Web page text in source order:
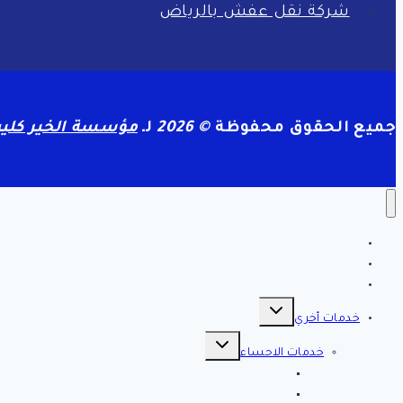
شركة نقل عفش بالرياض
جميع الحقوق محفوظة© 2026 لـمؤسسة الخير
خدمات أخري
تبديل
خدمات الاحساء
تبديل